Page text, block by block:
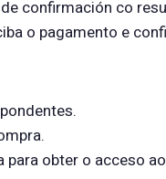
confirmación co
o pagamento e
obter o acceso